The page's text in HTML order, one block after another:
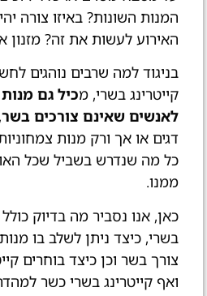
המנות השונות? באיזו צורה
האירוע לעשות את זה? מזנון
בניגוד למה שרבים נוהגים
קייטרינג בשרי, מכיל גם
לאנשים שאינם צורכים בשר
דגים או אך ורק מנות
כל מה שנדרש בשביל שכל
ממנו.
כאן, אנו נסביר מה בדיוק
בשרי, כיצד ניתן לשלב בו
צורך בשר וכן כיצד בוחרים
ואף קייטרינג בשרי כשר